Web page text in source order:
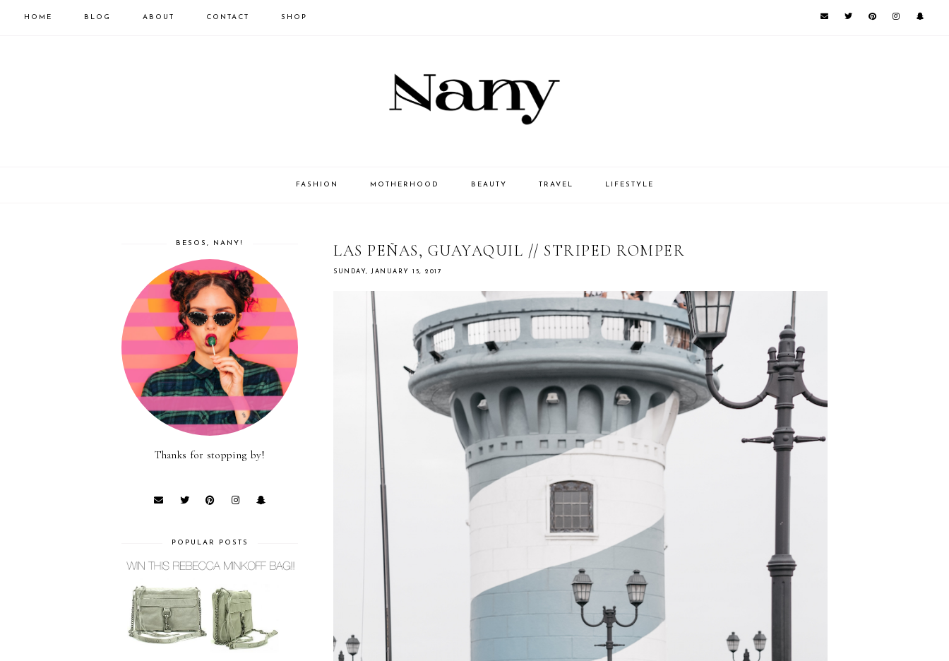
HOME BLOG ABOUT CONTACT SHOP
FASHION MOTHERHOOD BEAUTY TRAVEL LIFESTYLE
LAS PEÑAS, GUAYAQUIL // STRIPED ROMPER
SUNDAY, JANUARY 15, 2017
BESOS, NANY!
Thanks for stopping by!
POPULAR POSTS